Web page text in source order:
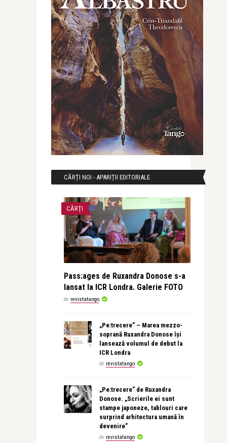
CĂRȚI NOI - APARIȚII EDITORIALE
CĂRȚI
Pass:ages de Ruxandra Donose s-a
lansat la ICR Londra. Galerie FOTO
de revistatango
„Pe:trecere” – Marea mezzo-
soprană Ruxandra Donose își
lansează volumul de debut la
ICR Londra
de revistatango
„Pe:trecere” de Ruxandra
Donose. „Scrierile ei sunt
stampe japoneze, tablouri care
surprind arhitectura umană în
devenire”
de revistatango